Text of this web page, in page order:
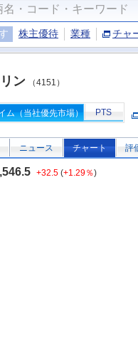
株主優待 業種 チャ
ン （4151）
ム（当社優先市場） PTS
ニュース チャート 評
+32.5 (+1.29％)